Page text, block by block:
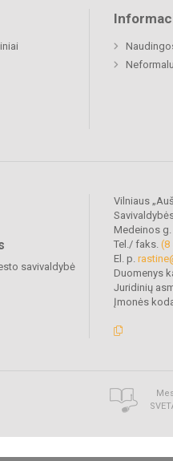
savivaldybė
Vilniaus
Medeinos g.
Tel./ faks. (8
El. p.
Duomenys
Juridinių
Įmonės